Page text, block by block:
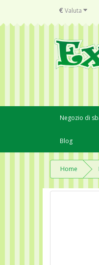
€ Valuta
Negozio di
Blog
Home